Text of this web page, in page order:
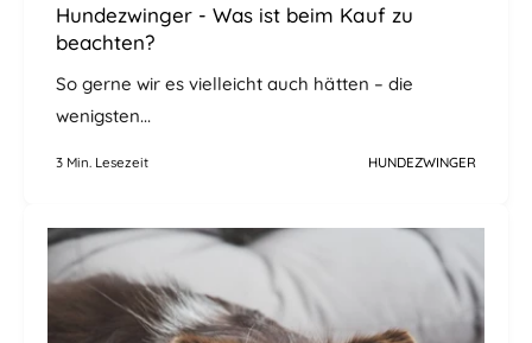
Hundezwinger - Was ist beim Kauf zu
beachten?
So gerne wir es vielleicht auch hätten – die
wenigsten...
3 Min. Lesezeit HUNDEZWINGER